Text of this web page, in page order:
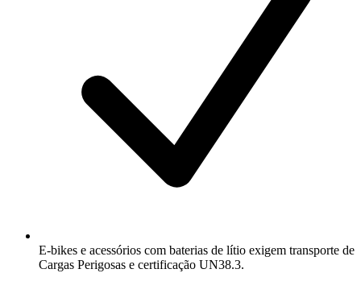
E-bikes e acessórios com baterias de lítio exigem transporte de
Cargas Perigosas e certificação UN38.3.